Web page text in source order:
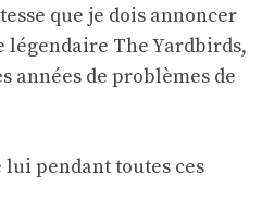
que je dois annoncer
légendaire The Yardbirds,
années de problèmes de
pendant toutes ces